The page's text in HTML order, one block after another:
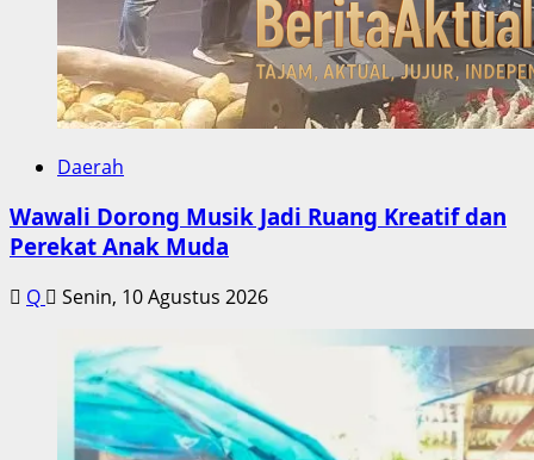
Daerah
Wawali Dorong Musik Jadi Ruang Kreatif dan
Perekat Anak Muda
Q Senin, 10 Agustus 2026